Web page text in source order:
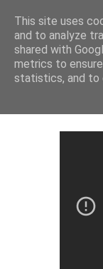
This site uses
and to analyze
shared with
metrics to
statistics, and to